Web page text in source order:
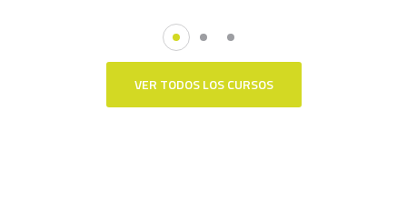
VER TODOS LOS CURSOS